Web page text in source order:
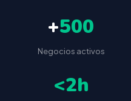
+500
Negocios activos
<2h